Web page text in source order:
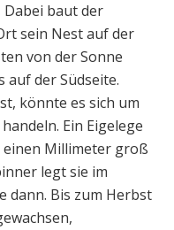
baut der
sein Nest auf der
von der Sonne
auf der Südseite.
könnte es sich um
Ein Eigelege
einen Millimeter groß
legt sie im
dann. Bis zum Herbst